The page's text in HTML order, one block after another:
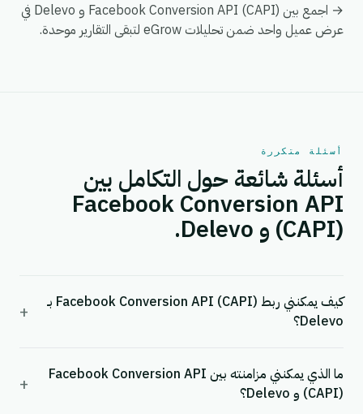
→ اجمع بين Facebook Conversion API (CAPI) و Delevo في
عرض عميل واحد ضمن تحليلات eGrow لتبقى التقارير موحدة.
أسئلة متكررة
أسئلة شائعة حول التكامل بين
Facebook Conversion API
(CAPI) و Delevo.
كيف يمكنني ربط Facebook Conversion API (CAPI) بـ
Delevo؟
+
ما الذي يمكنني مزامنته بين Facebook Conversion API
(CAPI) و Delevo؟
+